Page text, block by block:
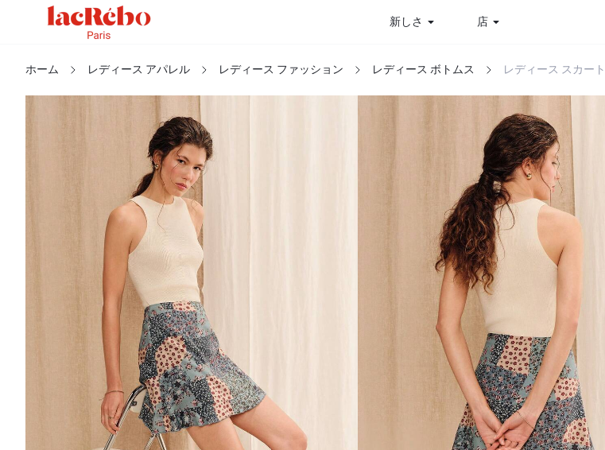
新しさ 店
ホーム レディース アパレル レディース ファッション レディース ボトムス レディース スカート